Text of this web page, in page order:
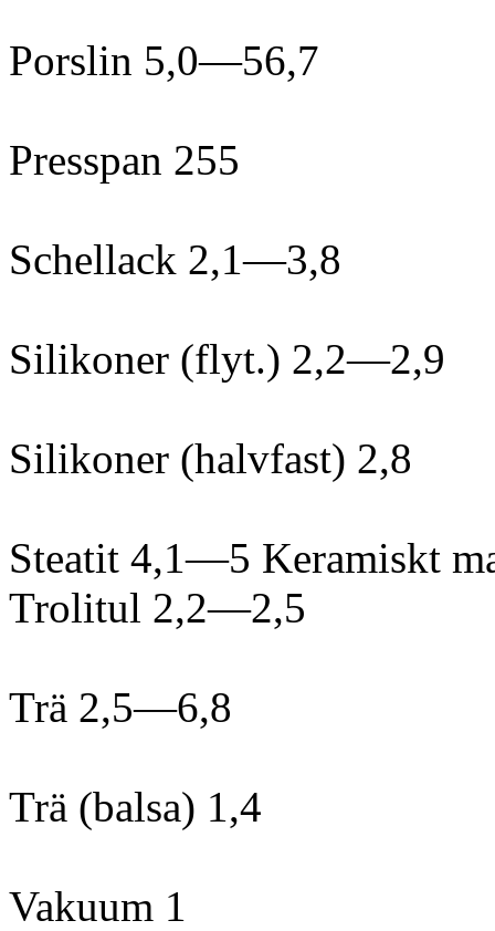
Porslin 5,0—56,7
Presspan 255
Schellack 2,1—3,8
Silikoner (flyt.) 2,2—2,9
Silikoner (halvfast) 2,8
Steatit 4,1—5 Keramiskt
Trolitul 2,2—2,5
Trä 2,5—6,8
Trä (balsa) 1,4
Vakuum 1